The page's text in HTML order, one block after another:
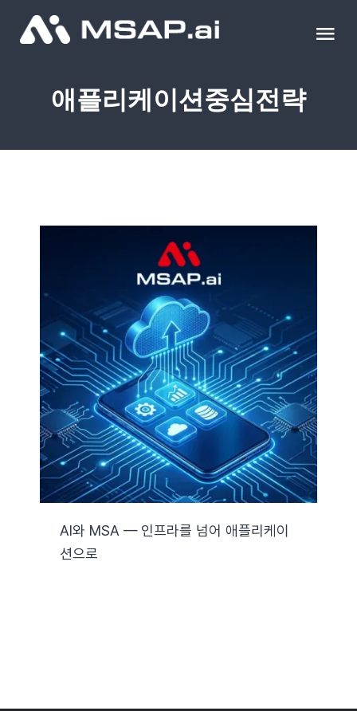
조달물품
이벤트 & 세미나
블로그
자료실
기술지원
Search
애플리케이션중심전략
AI와 MSA — 인프라를 넘어 애플리케이
션으로